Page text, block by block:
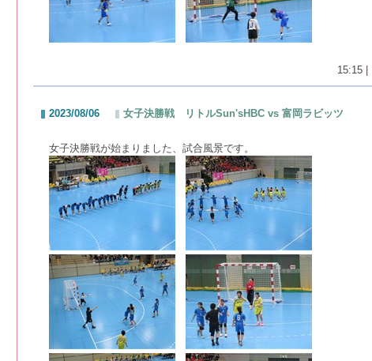
15:15 |
2023/08/06 女子決勝戦 リトルSun'sHBC vs 富岡ラビッツ
女子決勝戦が始まりました、試合風景です。